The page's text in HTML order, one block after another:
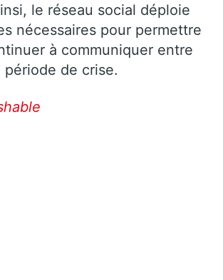
le réseau social déploie
nécessaires pour permettre
à communiquer entre
de crise.